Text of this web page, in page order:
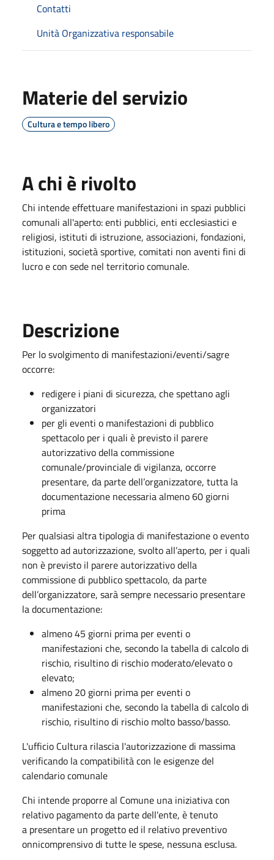
Contatti
Unità Organizzativa responsabile
Materie del servizio
Cultura e tempo libero
A chi è rivolto
Chi intende effettuare manifestazioni in spazi pubblici
comunali all'aperto: enti pubblici, enti ecclesiastici e
religiosi, istituti di istruzione, associazioni, fondazioni,
istituzioni, società sportive, comitati non aventi fini di
lucro e con sede nel territorio comunale.
Descrizione
Per lo svolgimento di manifestazioni/eventi/sagre
occorre:
redigere i piani di sicurezza, che spettano agli
organizzatori
per gli eventi o manifestazioni di pubblico
spettacolo per i quali è previsto il parere
autorizzativo della commissione
comunale/provinciale di vigilanza, occorre
presentare, da parte dell’organizzatore, tutta la
documentazione necessaria almeno 60 giorni
prima
Per qualsiasi altra tipologia di manifestazione o evento
soggetto ad autorizzazione, svolto all’aperto, per i quali
non è previsto il parere autorizzativo della
commissione di pubblico spettacolo, da parte
dell’organizzatore, sarà sempre necessario presentare
la documentazione:
almeno 45 giorni prima per eventi o
manifestazioni che, secondo la tabella di calcolo di
rischio, risultino di rischio moderato/elevato o
elevato;
almeno 20 giorni prima per eventi o
manifestazioni che, secondo la tabella di calcolo di
rischio, risultino di rischio molto basso/basso.
L'ufficio Cultura rilascia l'autorizzazione di massima
verificando la compatibilità con le esigenze del
calendario comunale
Chi intende proporre al Comune una iniziativa con
relativo pagamento da parte dell'ente, è tenuto
a presentare un progetto ed il relativo preventivo
onnicomprensivo di tutte le spese, nessuna esclusa.